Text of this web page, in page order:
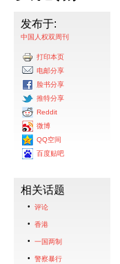
发布于:
中国人权双周刊
打印本页
电邮分享
脸书分享
推特分享
Reddit
微博
QQ空间
百度贴吧
相关话题
评论
香港
一国两制
警察暴行